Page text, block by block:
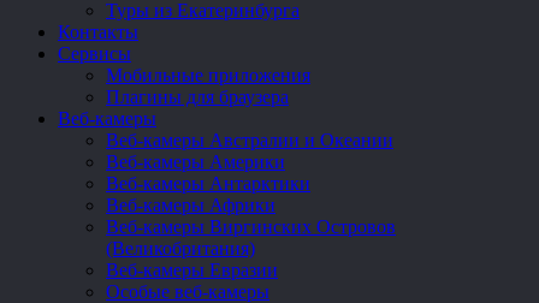
Туры из Екатеринбурга
Контакты
Сервисы
Мобильные приложения
Плагины для браузера
Веб-камеры
Веб-камеры Австралии и Океании
Веб-камеры Америки
Веб-камеры Антарктики
Веб-камеры Африки
Веб-камеры Виргинских Островов
(Великобритания)
Веб-камеры Евразии
Особые веб-камеры